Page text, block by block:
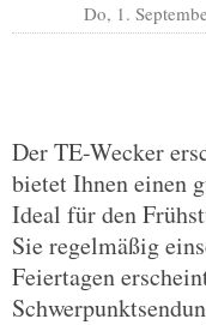
Do, 1.
Der TE-Wecker
bietet Ihnen einen
Ideal für den
Sie regelmäßig
Feiertagen